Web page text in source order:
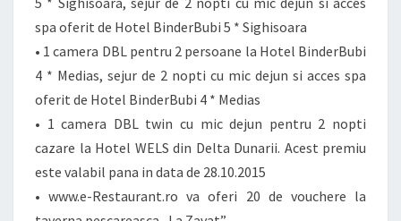
spa oferit de Hotel BinderBubi 5 * Sighisoara
• 1 camera DBL pentru 2 persoane la Hotel BinderBubi
4 * Medias, sejur de 2 nopti cu mic dejun si acces spa
oferit de Hotel BinderBubi 4 * Medias
• 1 camera DBL twin cu mic dejun pentru 2 nopti
cazare la Hotel WELS din Delta Dunarii. Acest premiu
este valabil pana in data de 28.10.2015
• www.e-Restaurant.ro va oferi 20 de vouchere la